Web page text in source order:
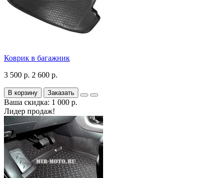
Коврик в багажник
3 500 р. 2 600 р.
В корзину Заказать
Ваша скидка: 1 000 р.
Лидер продаж!